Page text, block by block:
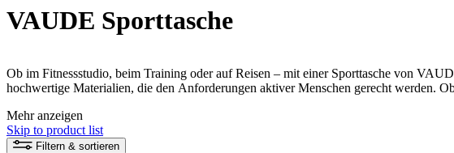
VAUDE Sporttasche
Ob im Fitnessstudio, beim Training oder auf Reisen – mit einer Sporttasche von
hochwertige Materialien, die den Anforderungen aktiver Menschen gerecht werden.
Mehr anzeigen
Skip to product list
Filtern & sortieren